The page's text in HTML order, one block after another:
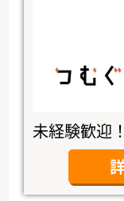
未経験歓迎